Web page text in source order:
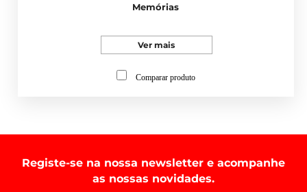
Memórias
Ver mais
Comparar produto
Registe-se na nossa newsletter e acompanhe
as nossas novidades.